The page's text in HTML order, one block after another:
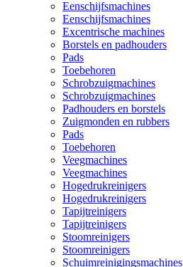
Eenschijfsmachines
Eenschijfsmachines
Excentrische machines
Borstels en padhouders
Pads
Toebehoren
Schrobzuigmachines
Schrobzuigmachines
Padhouders en borstels
Zuigmonden en rubbers
Pads
Toebehoren
Veegmachines
Veegmachines
Hogedrukreinigers
Hogedrukreinigers
Tapijtreinigers
Tapijtreinigers
Stoomreinigers
Stoomreinigers
Schuimreinigingsmachines